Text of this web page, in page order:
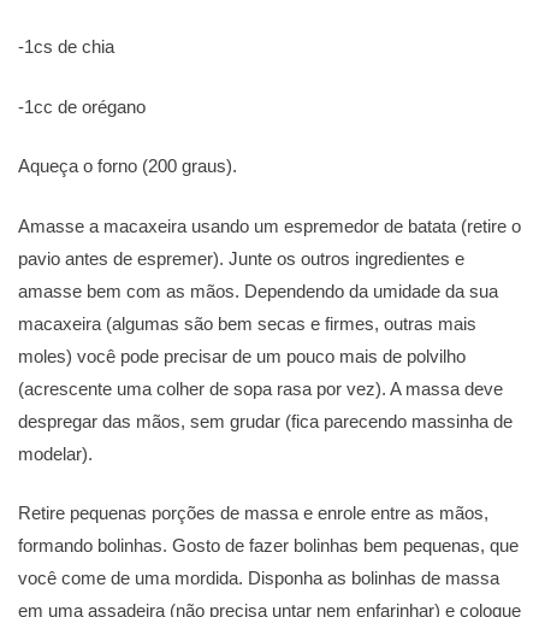
-1cs de chia
-1cc de orégano
Aqueça o forno (200 graus).
Amasse a macaxeira usando um espremedor de batata (retire o
pavio antes de espremer). Junte os outros ingredientes e
amasse bem com as mãos. Dependendo da umidade da sua
macaxeira (algumas são bem secas e firmes, outras mais
moles) você pode precisar de um pouco mais de polvilho
(acrescente uma colher de sopa rasa por vez). A massa deve
despregar das mãos, sem grudar (fica parecendo massinha de
modelar).
Retire pequenas porções de massa e enrole entre as mãos,
formando bolinhas. Gosto de fazer bolinhas bem pequenas, que
você come de uma mordida. Disponha as bolinhas de massa
em uma assadeira (não precisa untar nem enfarinhar) e coloque